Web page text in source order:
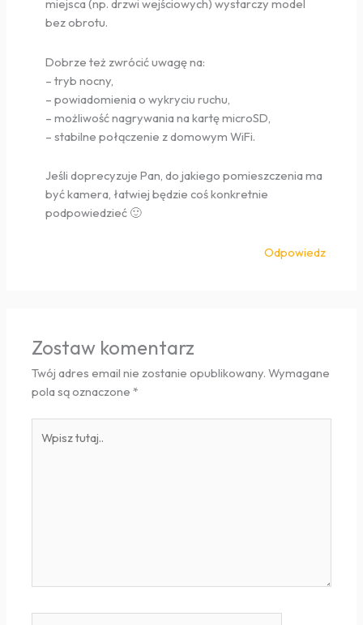
miejsca (np. drzwi wejściowych) wystarczy model
bez obrotu.
Dobrze też zwrócić uwagę na:
– tryb nocny,
– powiadomienia o wykryciu ruchu,
– możliwość nagrywania na kartę microSD,
– stabilne połączenie z domowym WiFi.
Jeśli doprecyzuje Pan, do jakiego pomieszczenia ma
być kamera, łatwiej będzie coś konkretnie
podpowiedzieć 🙂
Odpowiedz
Zostaw komentarz
Twój adres email nie zostanie opublikowany. Wymagane
pola są oznaczone*
tutaj..